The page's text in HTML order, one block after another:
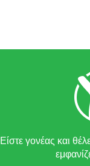
Είστε γονέας και